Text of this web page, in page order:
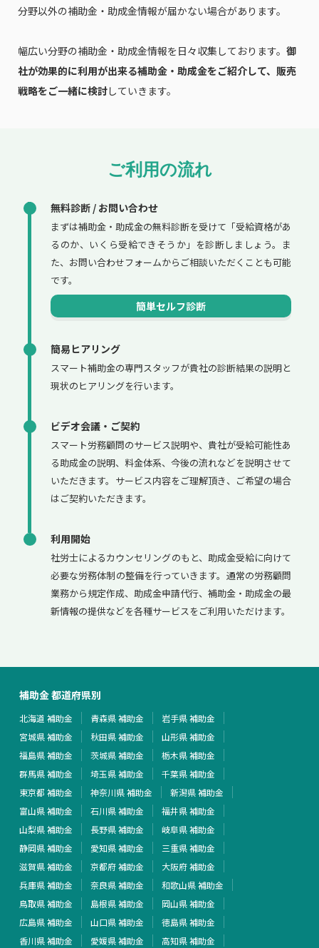
分野以外の補助金・助成金情報が届かない場合があります。
幅広い分野の補助金・助成金情報を日々収集しております。 御
社が効果的に利用が出来る補助金・助成金をご紹介して、販売
戦略をご一緒に検討していきます。
ご利用の流れ
無料診断 / お問い合わせ
まずは補助金・助成金の無料診断を受けて「受給資格があ
るのか、いくら受給できそうか」を診断しましょう。ま
た、お問い合わせフォームからご相談いただくことも可能
です。
簡単セルフ診断
簡易ヒアリング
スマート補助金の専門スタッフが貴社の診断結果の説明と
現状のヒアリングを行います。
ビデオ会議・ご契約
スマート労務顧問のサービス説明や、貴社が受給可能性あ
る助成金の説明、料金体系、今後の流れなどを説明させて
いただきます。サービス内容をご理解頂き、ご希望の場合
はご契約いただきます。
利用開始
社労士によるカウンセリングのもと、助成金受給に向けて
必要な労務体制の整備を行っていきます。通常の労務顧問
業務から規定作成、助成金申請代行、補助金・助成金の最
新情報の提供などを各種サービスをご利用いただけます。
補助金 都道府県別
北海道 補助金 青森県 補助金
岩手県 補助金
宮城県 補助金
秋田県 補助金
山形県 補助金
福島県 補助金
茨城県 補助金
栃木県 補助金
群馬県 補助金
埼玉県 補助金
千葉県 補助金
東京都 補助金
神奈川県 補助金
新潟県 補助金
富山県 補助金
石川県 補助金
福井県 補助金
山梨県 補助金
長野県 補助金
岐阜県 補助金
静岡県 補助金
愛知県 補助金
三重県 補助金
滋賀県 補助金
京都府 補助金
大阪府 補助金
兵庫県 補助金
奈良県 補助金
和歌山県 補助金
鳥取県 補助金
島根県 補助金
岡山県 補助金
広島県 補助金
山口県 補助金
徳島県 補助金
香川県 補助金
愛媛県 補助金
高知県 補助金